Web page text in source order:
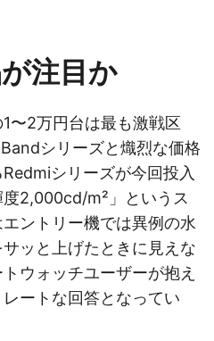
注目か
〜2万円台は最も激戦区
シリーズと熾烈な価格
シリーズが今回投入
2,000cd/m²」というス
ントリー機では異例の水
ッと上げたときに見えな
ウォッチユーザーが抱え
ートな回答となってい